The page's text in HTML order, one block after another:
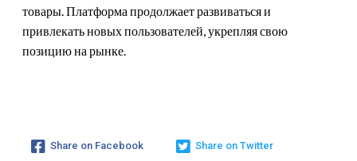
товары. Платформа продолжает развиваться и
привлекать новых пользователей, укрепляя свою
позицию на рынке.
Share on Facebook Share on Twitter